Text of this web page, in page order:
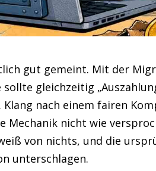
gut gemeint. Mit der
gleichzeitig
Klang nach einem fairen
Mechanik nicht wie
von nichts, und die
unterschlagen.